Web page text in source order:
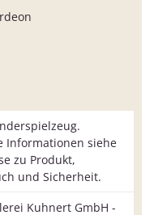
Informationen siehe
zu Produkt,
und Sicherheit.
Kuhnert GmbH -